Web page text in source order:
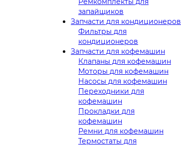
запайщиков
Запчасти для кондиционеров
Фильтры для
кондиционеров
Запчасти для кофемашин
Клапаны для кофемашин
Моторы для кофемашин
Насосы для кофемашин
Переходники для
кофемашин
Прокладки для
кофемашин
Ремни для кофемашин
Термостаты для